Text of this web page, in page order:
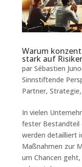
Warum
stark auf
par Sébastien
Sinnstiftende
Partner, Strategie,
In vielen
fester Bestandteil
werden detailliert
Maßnahmen zur
um Chancen